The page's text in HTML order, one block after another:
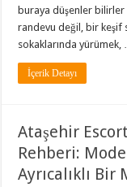
buraya düşenler bilirler
randevu değil, bir keşif
sokaklarında yürümek,
İçerik Detayı
Ataşehir
Rehberi:
Ayrıcalıklı Bir